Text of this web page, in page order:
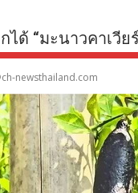
ด้ “มะนาวคาเวี
newsthailand.com